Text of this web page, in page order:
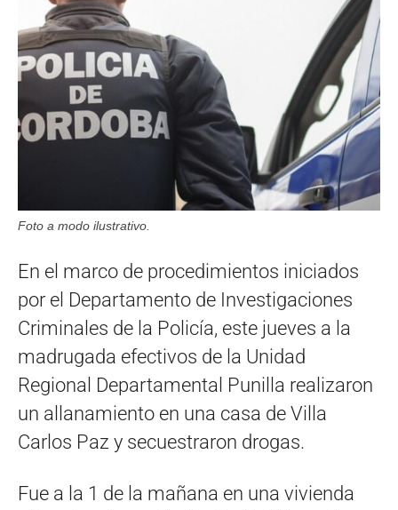
Foto a modo ilustrativo.
En el marco de procedimientos iniciados
por el Departamento de Investigaciones
Criminales de la Policía, este jueves a la
madrugada efectivos de la Unidad
Regional Departamental Punilla realizaron
un allanamiento en una casa de Villa
Carlos Paz y secuestraron drogas.
Fue a la 1 de la mañana en una vivienda